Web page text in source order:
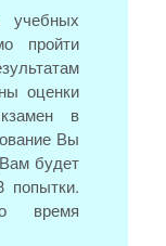
учебных
пройти
оценки
в
Вы
будет
попытки.
время